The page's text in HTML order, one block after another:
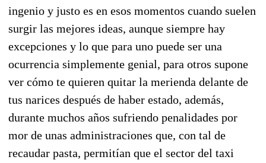
ingenio y justo es en esos momentos cuando suelen
surgir las mejores ideas, aunque siempre hay
excepciones y lo que para uno puede ser una
ocurrencia simplemente genial, para otros supone
ver cómo te quieren quitar la merienda delante de
tus narices después de haber estado, además,
durante muchos años sufriendo penalidades por
mor de unas administraciones que, con tal de
recaudar pasta, permitían que el sector del taxi